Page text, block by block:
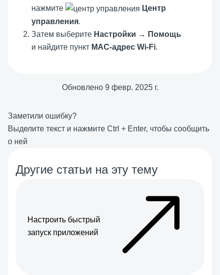
нажмите
Центр
управления.
Затем выберите Настройки → Помощь
и найдите пункт MAC-адрес Wi-Fi.
Обновлено 9 февр. 2025 г.
Заметили ошибку?
Выделите текст и нажмите Ctrl + Enter, чтобы сообщить
о ней
Другие статьи на эту тему
Настроить быстрый
запуск приложений